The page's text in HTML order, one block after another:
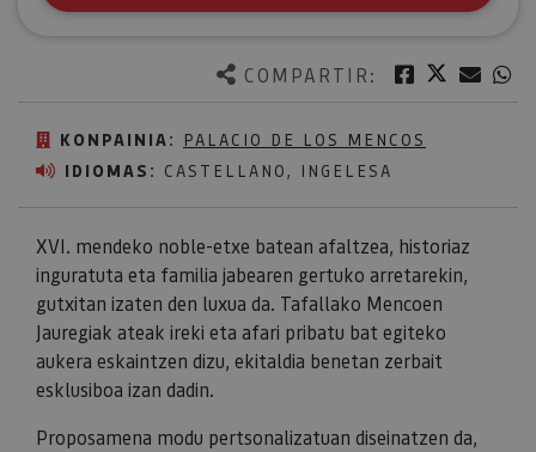
COMPARTIR: Facebook
Twitter
KONPAINIA: PALACIO DE LOS MENCOS
IDIOMAS: CASTELLANO, INGELESA
XVI. mendeko noble-etxe batean afaltzea, historiaz
inguratuta eta familia jabearen gertuko arretarekin,
gutxitan izaten den luxua da. Tafallako Mencoen
Jauregiak ateak ireki eta afari pribatu bat egiteko
aukera eskaintzen dizu, ekitaldia benetan zerbait
esklusiboa izan dadin.
Proposamena modu pertsonalizatuan diseinatzen da,